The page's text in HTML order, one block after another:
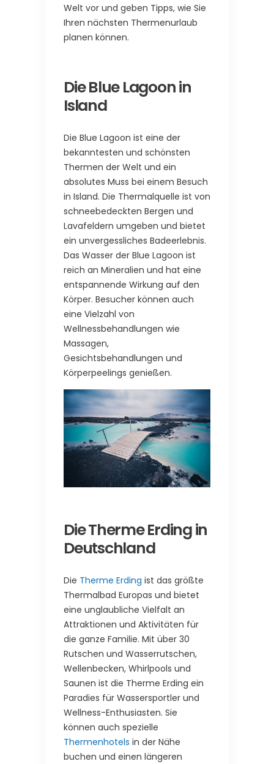
Welt vor und geben Tipps, wie Sie
Ihren nächsten Thermenurlaub
planen können.
Die Blue Lagoon in
Island
Die Blue Lagoon ist eine der
bekanntesten und schönsten
Thermen der Welt und ein
absolutes Muss bei einem Besuch
in Island. Die Thermalquelle ist von
schneebedeckten Bergen und
Lavafeldern umgeben und bietet
ein unvergessliches Badeerlebnis.
Das Wasser der Blue Lagoon ist
reich an Mineralien und hat eine
entspannende Wirkung auf den
Körper. Besucher können auch
eine Vielzahl von
Wellnessbehandlungen wie
Massagen,
Gesichtsbehandlungen und
Körperpeelings genießen.
Die Therme Erding in
Deutschland
Die Therme Erding ist das größte
Thermalbad Europas und bietet
eine unglaubliche Vielfalt an
Attraktionen und Aktivitäten für
die ganze Familie. Mit über 30
Rutschen und Wasserrutschen,
Wellenbecken, Whirlpools und
Saunen ist die Therme Erding ein
Paradies für Wassersportler und
Wellness-Enthusiasten. Sie
können auch spezielle
Thermenhotels in der Nähe
buchen und einen längeren